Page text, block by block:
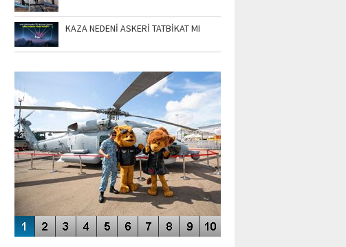
KAZA NEDENİ ASKERİ TATBİKAT MI
SİNGAPUR AIRSHOW-2020